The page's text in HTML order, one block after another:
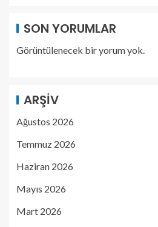
SON YORUMLAR
Görüntülenecek bir yorum yok.
ARŞIV
Ağustos 2026
Temmuz 2026
Haziran 2026
Mayıs 2026
Mart 2026